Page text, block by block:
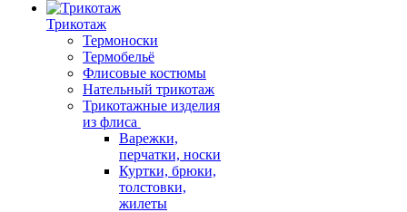
Трикотаж
Термоноски
Термобельё
Флисовые костюмы
Нательный трикотаж
Трикотажные изделия
из флиса
Варежки,
перчатки, носки
Куртки, брюки,
толстовки,
жилеты